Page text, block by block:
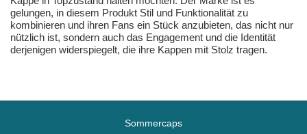
gelungen, in diesem Produkt Stil und Funktionalität zu
kombinieren und ihren Fans ein Stück anzubieten, das nicht nur
nützlich ist, sondern auch das Engagement und die Identität
derjenigen widerspiegelt, die ihre Kappen mit Stolz tragen.
Sommercaps